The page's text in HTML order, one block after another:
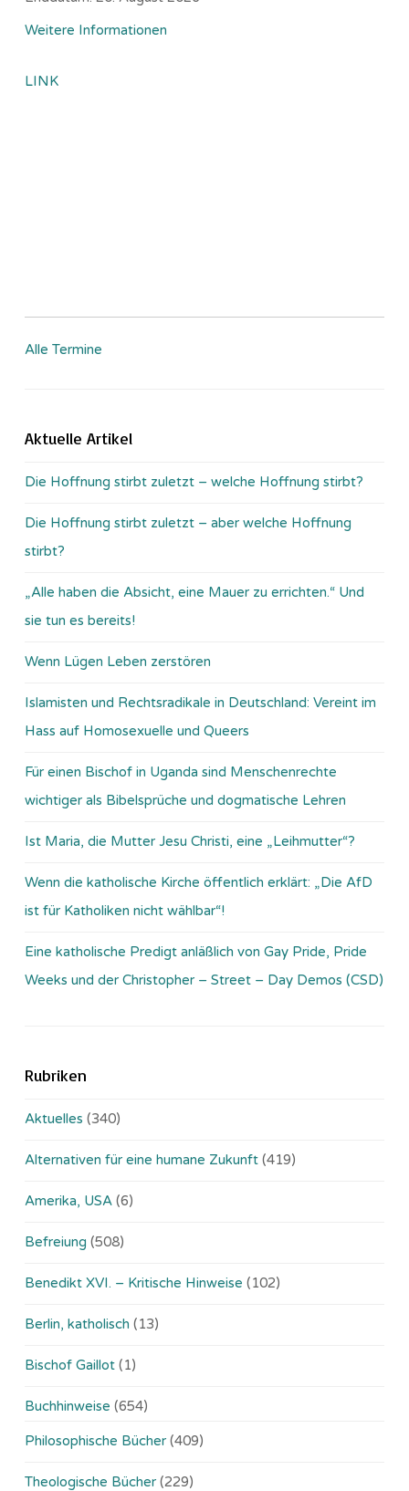
Weitere Informationen
LINK
Alle Termine
Aktuelle Artikel
Die Hoffnung stirbt zuletzt – welche Hoffnung stirbt?
Die Hoffnung stirbt zuletzt – aber welche Hoffnung
stirbt?
„Alle haben die Absicht, eine Mauer zu errichten.“ Und
sie tun es bereits!
Wenn Lügen Leben zerstören
Islamisten und Rechtsradikale in Deutschland: Vereint im
Hass auf Homosexuelle und Queers
Für einen Bischof in Uganda sind Menschenrechte
wichtiger als Bibelsprüche und dogmatische Lehren
Ist Maria, die Mutter Jesu Christi, eine „Leihmutter“?
Wenn die katholische Kirche öffentlich erklärt: „Die AfD
ist für Katholiken nicht wählbar“!
Eine katholische Predigt anläßlich von Gay Pride, Pride
Weeks und der Christopher – Street – Day Demos (CSD)
Rubriken
Aktuelles (340)
Alternativen für eine humane Zukunft (419)
Amerika, USA (6)
Befreiung (508)
Benedikt XVI. – Kritische Hinweise (102)
Berlin, katholisch (13)
Bischof Gaillot (1)
Buchhinweise (654)
Philosophische Bücher (409)
Theologische Bücher (229)